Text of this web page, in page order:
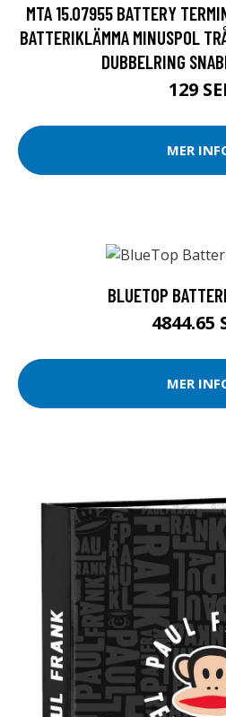
MTA 15.07955 BATTERY
BATTERIKLÄMMA MINUSPOL
DUBBELRING
129
MER
BLUETOP
4844.65
MER